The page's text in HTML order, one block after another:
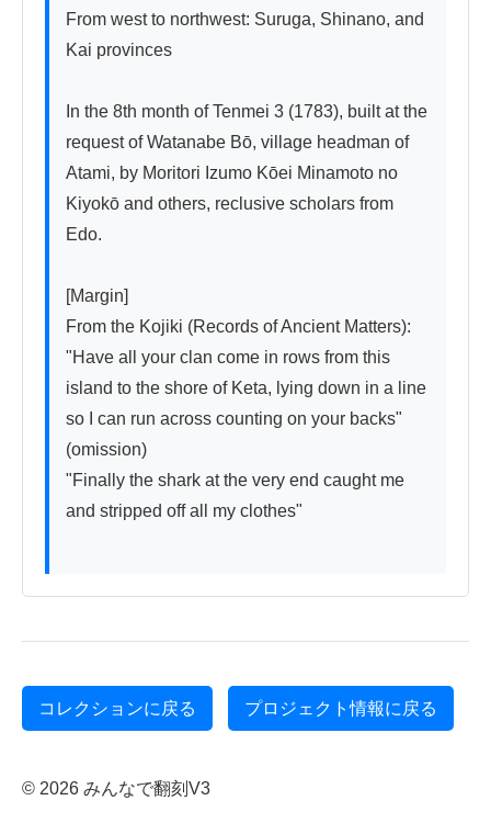
From west to northwest: Suruga, Shinano, and
Kai provinces
In the 8th month of Tenmei 3 (1783), built at the
request of Watanabe Bō, village headman of
Atami, by Moritori Izumo Kōei Minamoto no
Kiyokō and others, reclusive scholars from
Edo.
[Margin]
From the Kojiki (Records of Ancient Matters):
"Have all your clan come in rows from this
island to the shore of Keta, lying down in a line
so I can run across counting on your backs"
(omission)
"Finally the shark at the very end caught me
and stripped off all my clothes"
コレクションに戻る プロジェクト情報に戻る
© 2026 みんなで翻刻V3